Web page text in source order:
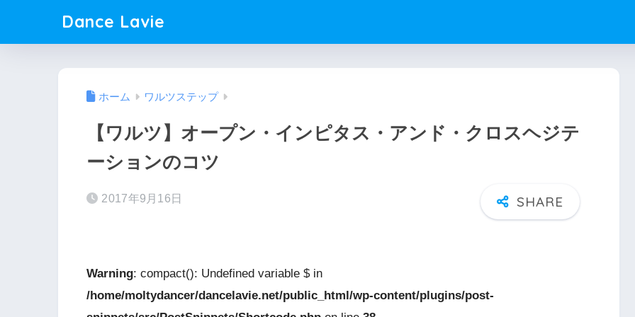
Dance Lavie
ホーム ワルツステップ
【ワルツ】オープン・インピタス・アンド・クロスヘジテ
ーションのコツ
2017年9月16日
Warning: compact(): Undefined variable $ in
/home/moltydancer/dancelavie.net/public_html/wp-content/plugins/post-